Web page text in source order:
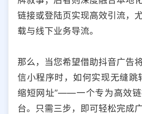
链接或登陆页实现高效引流，
载与线下业务导流。
那么，当您希望借助抖音广告
信小程序时，如何实现无缝跳
缩短网址”——一个专为高效
台。只需三步，即可轻松完成